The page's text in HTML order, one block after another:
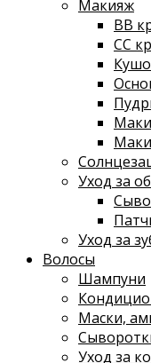
Макияж
ВВ
СС
Уход за
Уход за
Волосы
Шампуни
Маски,
Уход за